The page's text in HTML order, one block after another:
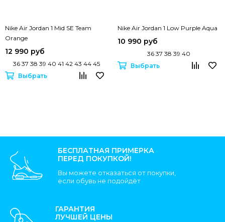
Nike Air Jordan 1 Mid SE Team
Orange
12 990 руб
36 37 38 39 40 41 42 43 44 45
Выбрать
Nike Air Jordan 1 Low Purple Aqua
10 990 руб
36 37 38 39 40
Выбрать
БЕСПЛАТНАЯ ПРИМЕРКА
ПЕРЕД ПОКУПКОЙ!
Вы можете отказаться от покупки,
если обувь не подойдёт
ГАРАНТИЯ
ЛУЧШЕЙ ЦЕНЫ